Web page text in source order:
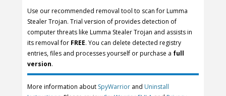
Use our recommended removal tool to scan for Lumma
Stealer Trojan. Trial version of provides detection of
computer threats like Lumma Stealer Trojan and assists in
its removal for FREE. You can delete detected registry
entries, files and processes yourself or purchase a full
version.
More information about SpyWarrior and Uninstall